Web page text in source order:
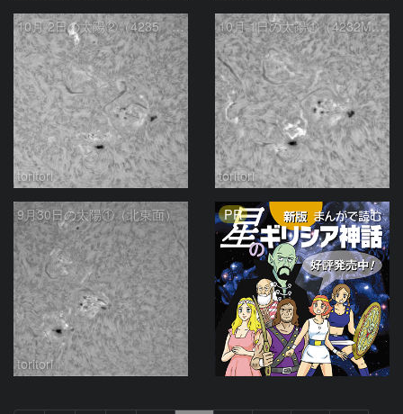
10月 2日の太陽②（4235 C5.2フレア）
toritori
10月 1日の太陽①（4232M 1.2フレア）
toritori
9月30日の太陽①（北東面）
toritori
PR